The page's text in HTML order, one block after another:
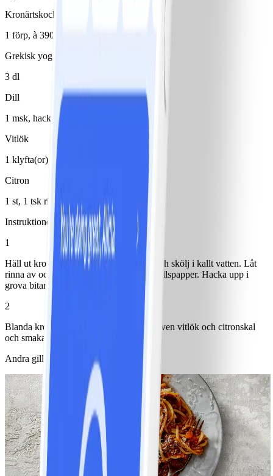
Kronärtskockshjärtan i vatten
1 förp, à 390 g
Grekisk yoghurt 0%
3 dl
Dill
1 msk, hackad
Vitlök
1 klyfta(or)
Citron
1 st, 1 tsk rivet citronskal
Instruktioner
1
Häll ut kronärtskockorna i ett durkslag och skölj i kallt vatten. Låt
rinna av och torka sedan torra med hushållspapper. Hacka upp i
grova bitar.
2
Blanda kronärtskocka med yoghurt, finriven vitlök och citronskal
och smaka av med salt och peppar.
Andra gillade också